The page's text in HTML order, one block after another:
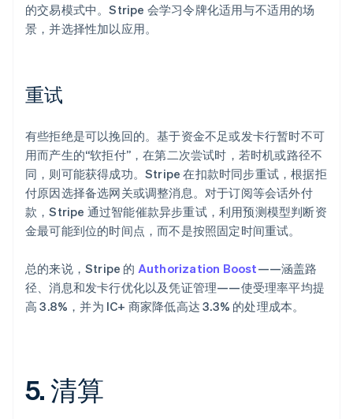
的交易模式中。Stripe 会学习令牌化适用与不适用的场
景，并选择性加以应用。
重试
有些拒绝是可以挽回的。基于资金不足或发卡行暂时不可
用而产生的“软拒付”，在第二次尝试时，若时机或路径不
同，则可能获得成功。Stripe 在扣款时同步重试，根据拒
付原因选择备选网关或调整消息。对于订阅等会话外付
款，Stripe 通过智能催款异步重试，利用预测模型判断资
金最可能到位的时间点，而不是按照固定时间重试。
总的来说，Stripe 的 Authorization Boost——涵盖路
径、消息和发卡行优化以及凭证管理——使受理率平均提
高 3.8%，并为 IC+ 商家降低高达 3.3% 的处理成本。
5. 清算